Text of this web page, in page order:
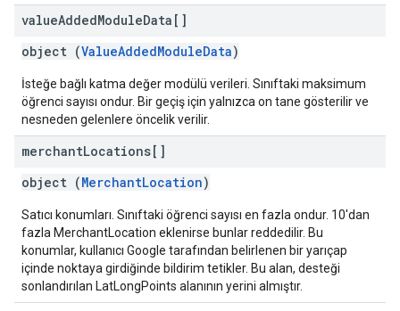
valueAddedModuleData[]
object (ValueAddedModuleData)
İsteğe bağlı katma değer modülü verileri. Sınıftaki maksimum
öğrenci sayısı ondur. Bir geçiş için yalnızca on tane gösterilir ve
nesneden gelenlere öncelik verilir.
merchantLocations[]
object (MerchantLocation)
Satıcı konumları. Sınıftaki öğrenci sayısı en fazla ondur. 10'dan
fazla MerchantLocation eklenirse bunlar reddedilir. Bu
konumlar, kullanıcı Google tarafından belirlenen bir yarıçap
içinde noktaya girdiğinde bildirim tetikler. Bu alan, desteği
sonlandırılan LatLongPoints alanının yerini almıştır.